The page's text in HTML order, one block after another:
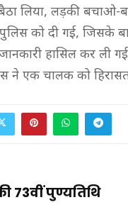
लिया, लड़की बचाओ-
को दी गई, जिसके
हासिल कर ली
ने एक चालक को
73वीं पुण्यतिथि